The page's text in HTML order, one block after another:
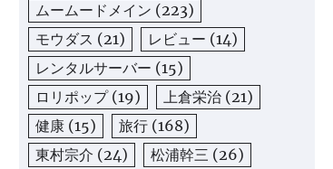
ムームードメイン (223)
モウダス (21) レビュー (14)
レンタルサーバー (15)
ロリポップ(19) 上倉栄治 (21)
健康 (15) 旅行 (168)
東村宗介 (24) 松浦幹三 (26)